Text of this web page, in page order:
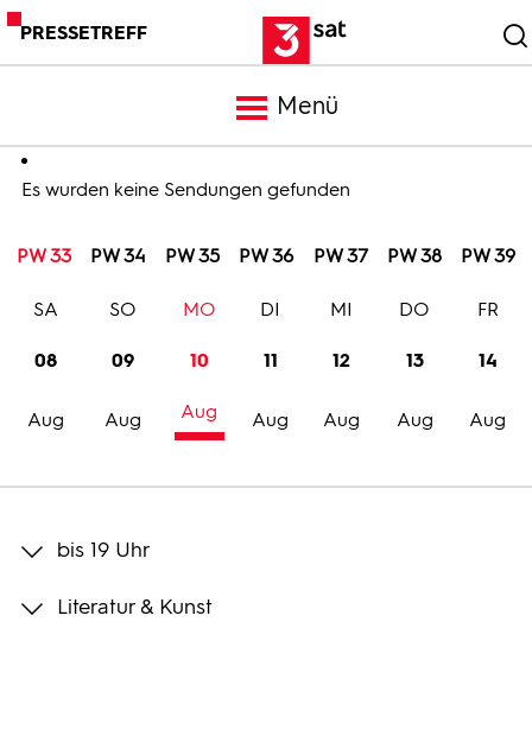
PRESSETREFF
Menü
Meldungen
Programm
Trailer
Bilder
Es wurden keine Sendungen gefunden
PW 33 PW 34 PW 35 PW 36 PW 37 PW 38 PW 39
08
Aug
SA
09
Aug
SO
10
Aug
MO
11
Aug
DI
12
Aug
MI
13
Aug
DO
14
Aug
FR
bis 19 Uhr
Literatur & Kunst